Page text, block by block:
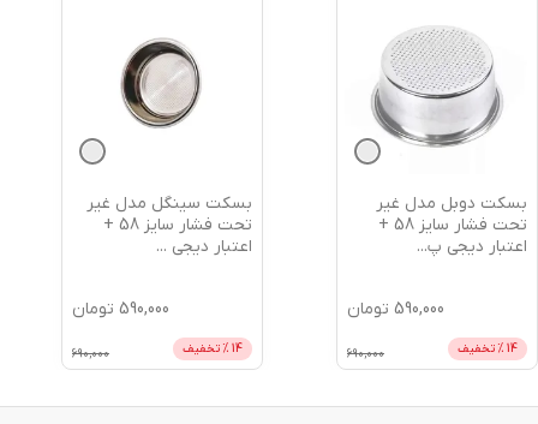
بسکت دوبل مدل غیر
تحت فشار سایز 58 +
اعتبار دیجی پ...
590,000 تومان
14 % تخفیف 690,000
بسکت سینگل مدل غیر
تحت فشار سایز 58 +
اعتبار دیجی ...
590,000 تومان
14 % تخفیف 690,000